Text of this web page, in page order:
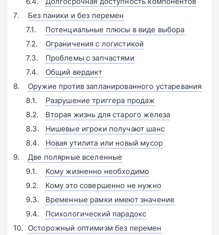
Без паники и без перемен
Потенциальные плюсы в виде выбора
Ограничения с логистикой
Проблемы с запчастями
Общий вердикт
Оружие против запланированного устаревания
Разрушение триггера продаж
Вторая жизнь для старого железа
Нишевые игроки получают шанс
Новая утилита или новый мусор
Две полярные вселенные
Кому жизненно необходимо
Кому это совершенно не нужно
Временные рамки имеют значение
Психологический парадокс
Осторожный оптимизм без перемен